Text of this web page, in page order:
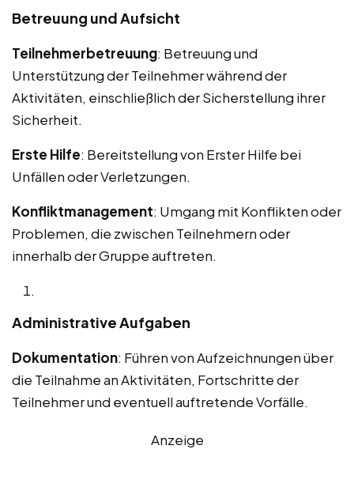
Betreuung und Aufsicht
Teilnehmerbetreuung: Betreuung und
Unterstützung der Teilnehmer während der
Aktivitäten, einschließlich der Sicherstellung ihrer
Sicherheit.
Erste Hilfe: Bereitstellung von Erster Hilfe bei
Unfällen oder Verletzungen.
Konfliktmanagement: Umgang mit Konflikten oder
Problemen, die zwischen Teilnehmern oder
innerhalb der Gruppe auftreten.
Administrative Aufgaben
Dokumentation: Führen von Aufzeichnungen über
die Teilnahme an Aktivitäten, Fortschritte der
Teilnehmer und eventuell auftretende Vorfälle.
Anzeige